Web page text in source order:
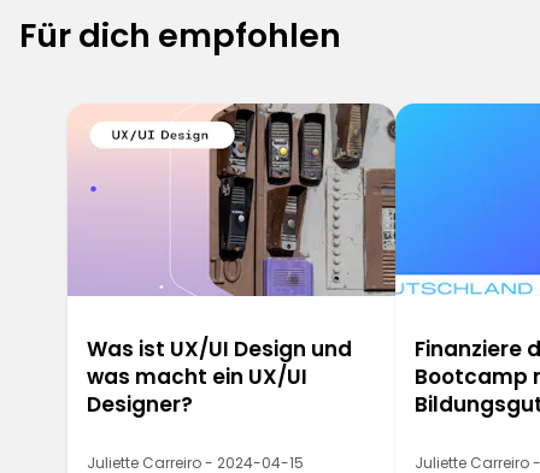
Für dich empfohlen
Was ist UX/UI Design und
was macht ein UX/UI
Designer?
Juliette Carreiro - 2024-04-15
Finanziere
Bootcamp
Juliette Carreiro